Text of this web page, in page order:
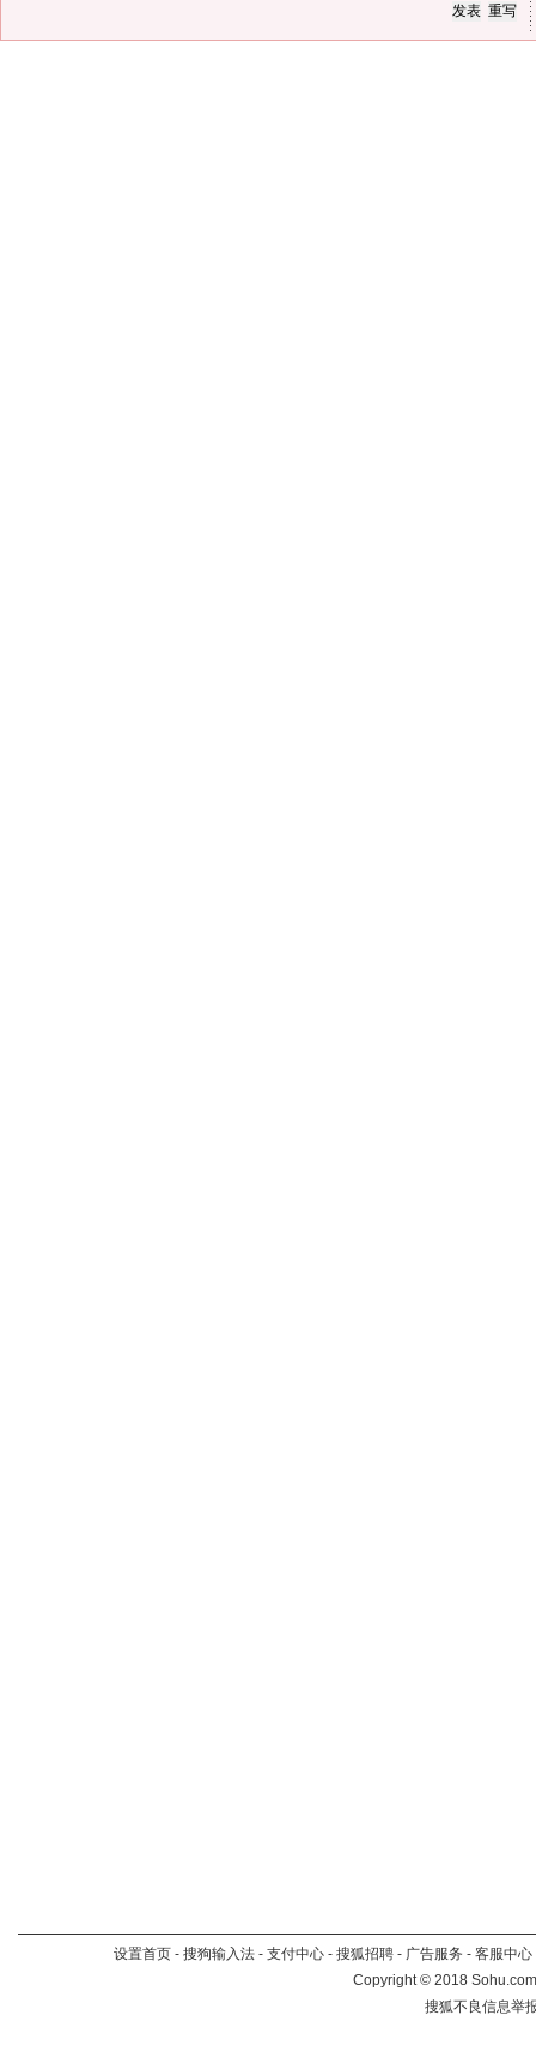
设置首页 - 搜狗输入法 - 支付中心 - 搜狐招聘 - 广告服务 - 客服中心
Copyright©2018
搜狐不良信息举